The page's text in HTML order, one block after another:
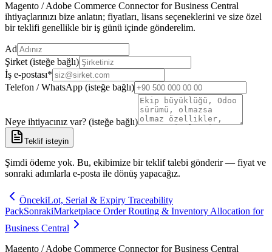
Magento / Adobe Commerce Connector for Business Central
ihtiyaçlarınızı bize anlatın; fiyatları, lisans seçeneklerini ve size özel
bir teklifi genellikle bir iş günü içinde gönderelim.
Ad
Şirket (isteğe bağlı)
İş e-postası*
Telefon / WhatsApp (isteğe bağlı)
Neye ihtiyacınız var? (isteğe bağlı)
Teklif isteyin
Şimdi ödeme yok. Bu, ekibimize bir teklif talebi gönderir — fiyat ve
sonraki adımlarla e-posta ile dönüş yapacağız.
ÖncekiLot, Serial & Expiry Traceability
PackSonrakiMarketplace Order Routing & Inventory Allocation for
Business Central
Magento / Adobe Commerce Connector for Business Central